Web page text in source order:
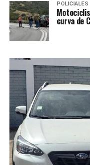
POLICIALES
curva de